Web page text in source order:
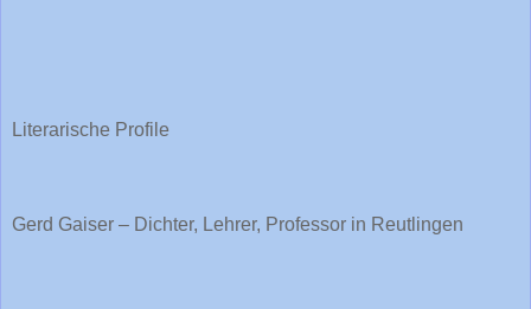
Literarische Profile
Gerd Gaiser – Dichter, Lehrer, Professor in Reutlingen